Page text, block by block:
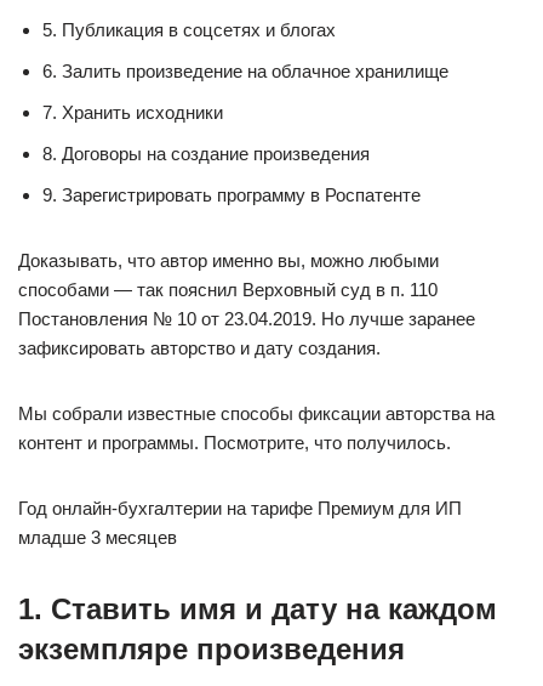
5. Публикация в соцсетях и блогах
6. Залить произведение на облачное хранилище
7. Хранить исходники
8. Договоры на создание произведения
9. Зарегистрировать программу в Роспатенте
Доказывать, что автор именно вы, можно любыми
способами — так пояснил Верховный суд в п. 110
Постановления № 10 от 23.04.2019. Но лучше заранее
зафиксировать авторство и дату создания.
Мы собрали известные способы фиксации авторства на
контент и программы. Посмотрите, что получилось.
Год онлайн-бухгалтерии на тарифе Премиум для ИП
младше 3 месяцев
1. Ставить имя и дату на каждом
экземпляре произведения